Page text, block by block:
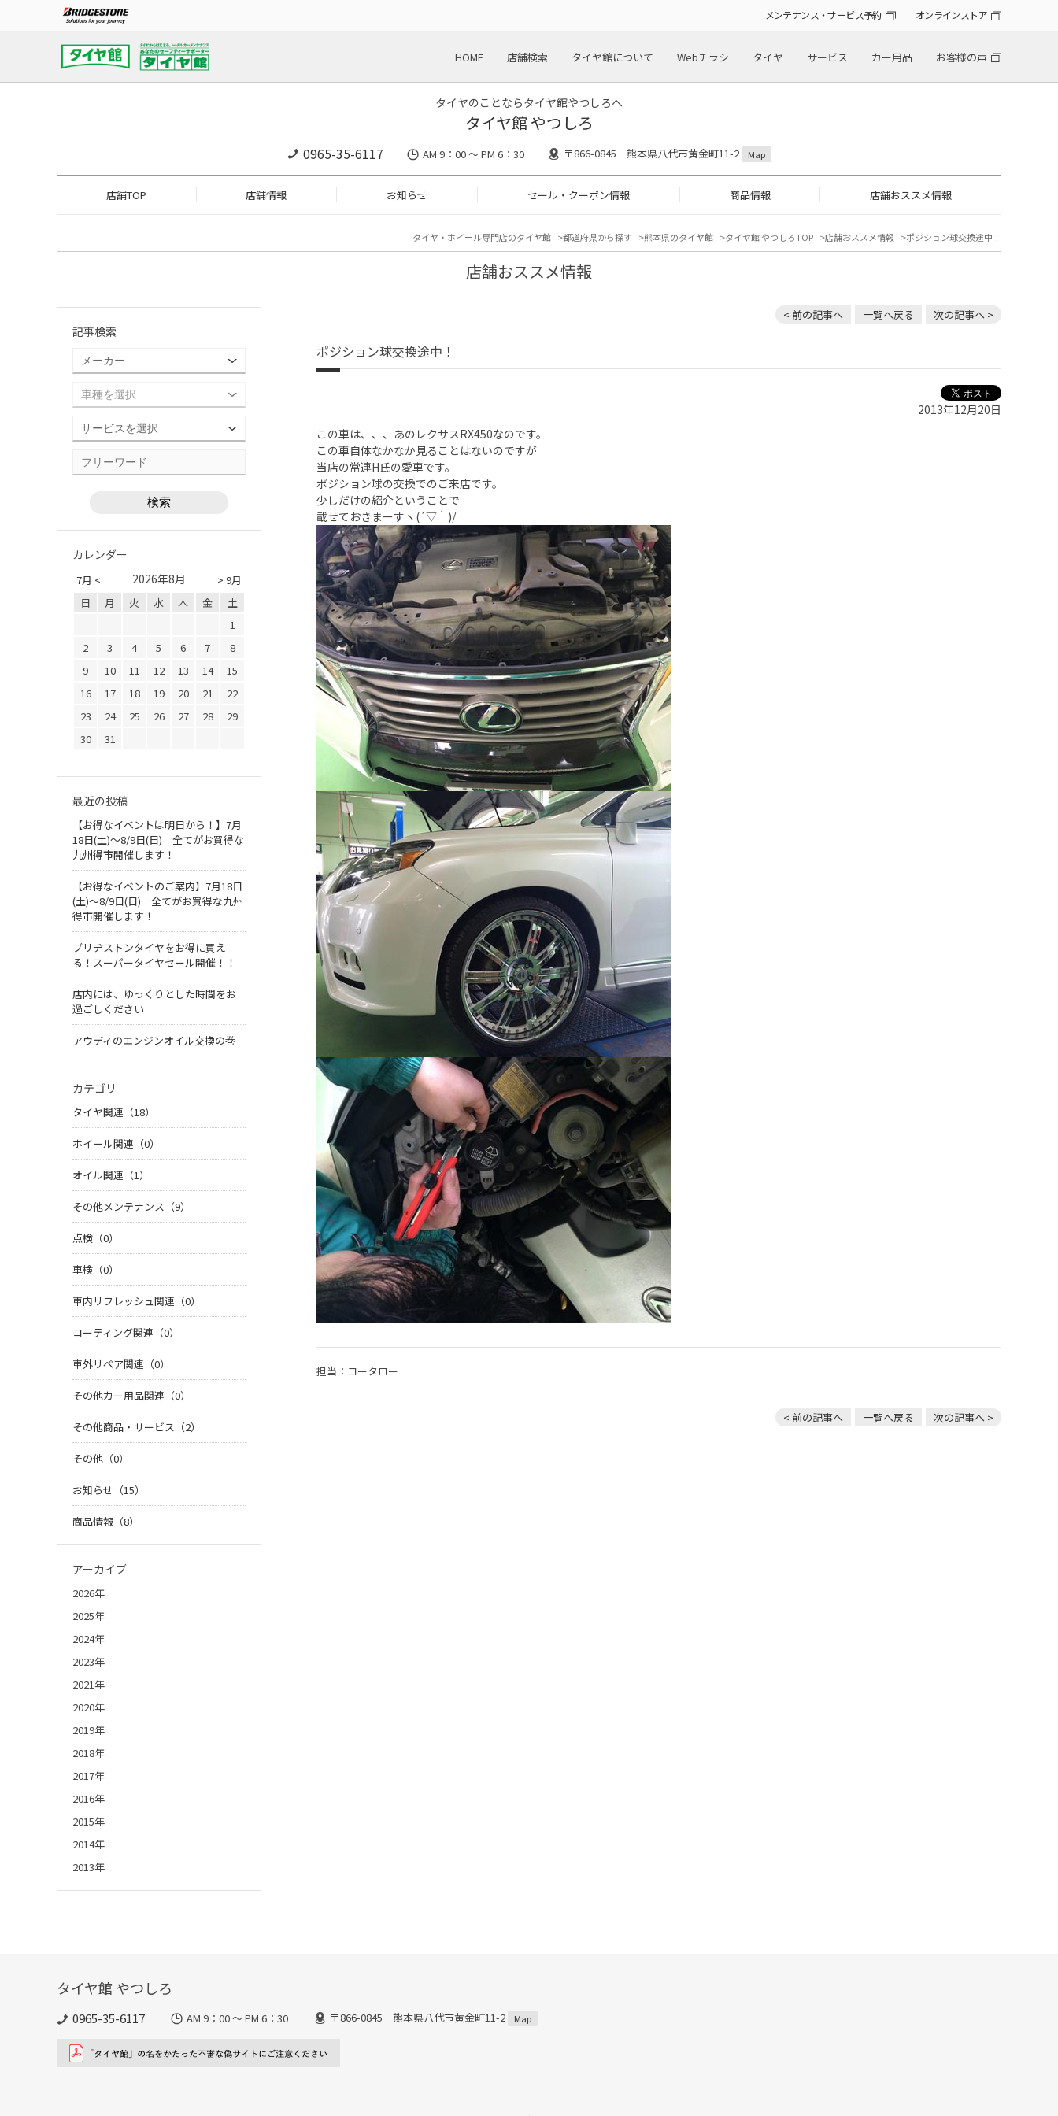
メンテナンス・サービス予約 オンラインストア
HOME 店舗検索 タイヤ館について Webチラシ タイヤ サービス カー用品 お客様の声
タイヤのことならタイヤ館やつしろへ
タイヤ館 やつしろ
0965-35-6117 AM 9：00 ～ PM 6：30 〒866-0845 熊本県八代市黄金町11-2 Map
店舗TOP 店舗情報 お知らせ セール・クーポン情報 商品情報 店舗おススメ情報
タイヤ・ホイール専門店のタイヤ館 都道府県から探す 熊本県のタイヤ館 タイヤ館 やつしろTOP 店舗おススメ情報 ポジション球交換途中！
店舗おススメ情報
< 前の記事へ 一覧へ戻る 次の記事へ >
ポジション球交換途中！
2013年12月20日
この車は、、、あのレクサスRX450なのです。
この車自体なかなか見ることはないのですが
当店の常連H氏の愛車です。
ポジション球の交換でのご来店です。
少しだけの紹介ということで
載せておきまーすヽ(´▽｀)/
担当：コータロー
< 前の記事へ 一覧へ戻る 次の記事へ >
記事検索
カレンダー
7月 < > 9月
2026年8月
日 月 火 水 木 金
土
1
2
3 4 5 6 7
8
9
10 11 12 13 14
15
16
17 18 19 20 21
22
23
24 25 26 27 28
29
30
31
最近の投稿
【お得なイベントは明日から！】7月
18日(土)～8/9日(日) 全てがお買得な
九州得市開催します！
【お得なイベントのご案内】7月18日
(土)～8/9日(日) 全てがお買得な九州
得市開催します！
ブリヂストンタイヤをお得に買え
る！スーパータイヤセール開催！！
店内には、ゆっくりとした時間をお
過ごしください
アウディのエンジンオイル交換の巻
カテゴリ
タイヤ関連（18）
ホイール関連（0）
オイル関連（1）
その他メンテナンス（9）
点検（0）
車検（0）
車内リフレッシュ関連（0）
コーティング関連（0）
車外リペア関連（0）
その他カー用品関連（0）
その他商品・サービス（2）
その他（0）
お知らせ（15）
商品情報（8）
アーカイブ
2026年
2025年
2024年
2023年
2021年
2020年
2019年
2018年
2017年
2016年
2015年
2014年
2013年
タイヤ館 やつしろ
0965-35-6117 AM 9：00 ～ PM 6：30 〒866-0845 熊本県八代市黄金町11-2 Map